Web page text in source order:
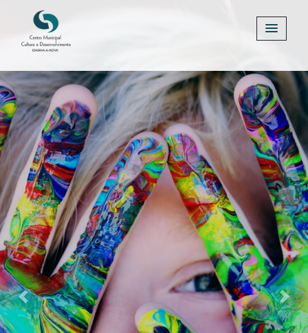
Previous Next